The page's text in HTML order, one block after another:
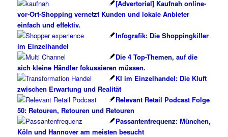
[Advertorial] Kaufnah online-
vor-Ort-Shopping vernetzt Kunden und lokale Anbieter
einfach und effektiv.
Infografik: Die Shoppingkiller
im Einzelhandel
Die 4 Top-Themen, auf die
sich kleine Händler fokussieren müssen.
KI im Einzelhandel: Die Kluft
zwischen Erwartung und Realität
Relevant Retail Podcast Folge
50: Retouren, Retouren und Retouren
Passantenfrequenz: München,
Köln und Hannover am meisten besucht